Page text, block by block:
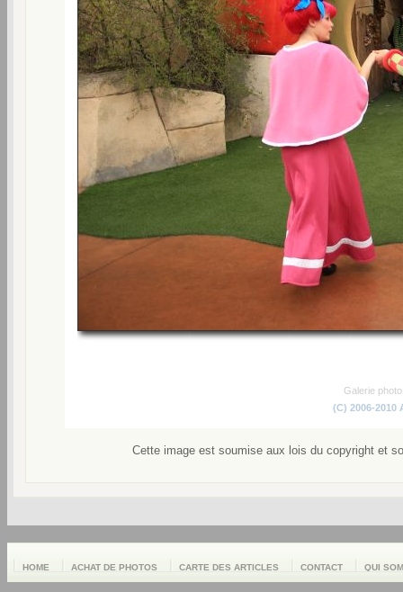
Galerie
(C) 2006-2010
Cette image est soumise aux lois du copyright et
HOME ACHAT DE PHOTOS CARTE DES ARTICLES CONTACT QUI